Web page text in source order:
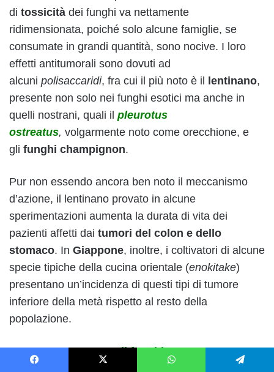
di tossicità dei funghi va nettamente
ridimensionata, poiché solo alcune famiglie, se
consumate in grandi quantità, sono nocive. I loro
effetti antitumorali sono dovuti ad
alcuni polisaccaridi, fra cui il più noto è il lentinano,
presente non solo nei funghi esotici ma anche in
quelli nostrani, quali il pleurotus
ostreatus, volgarmente noto come orecchione, e
gli funghi champignon.
Pur non essendo ancora ben noto il meccanismo
d’azione, il lentinano provato in alcune
sperimentazioni aumenta la durata di vita dei
pazienti affetti dai tumori del colon e dello
stomaco. In Giappone, inoltre, i coltivatori di alcune
specie tipiche della cucina orientale (enokitake)
presentano un’incidenza di questi tipi di tumore
inferiore della metà rispetto al resto della
popolazione.
LA RICETTA:Crema di funghi